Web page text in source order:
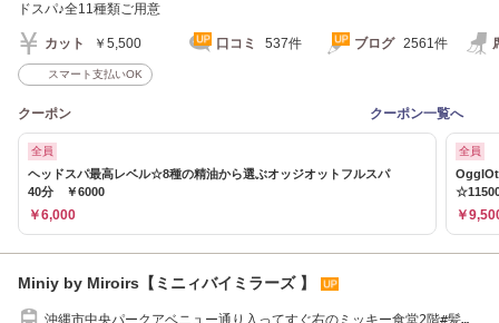
ドスパ♪全11種類ご用意
カット ￥5,500 口コミ 537件 ブログ 2561件
スマート支払いOK
クーポン クーポン一覧へ
全員
ヘッドスパ最高レベル☆8種の精油から選ぶオッジオットフルスパ
40分 ￥6000
￥6,000
全員
￥
Miniy by Miroirs【ミニィバイミラーズ 】